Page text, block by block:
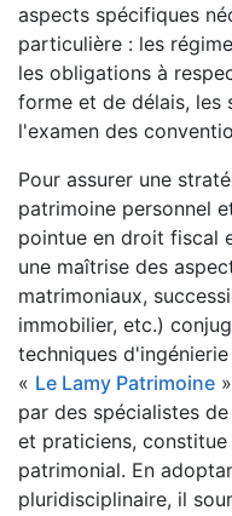
aspects spécifiques
particulière : les
les obligations à
forme et de délais, les
l'examen des
Pour assurer une
patrimoine personnel
pointue en droit fiscal
une maîtrise des
matrimoniaux,
immobilier, etc.)
techniques
« Le Lamy Patrimoine
par des spécialistes
et praticiens,
patrimonial. En
pluridisciplinaire, il